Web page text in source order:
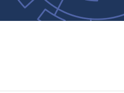
ΣΥΝΔΕΣΜΟΙ